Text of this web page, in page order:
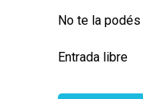
No te la
Entrada libre